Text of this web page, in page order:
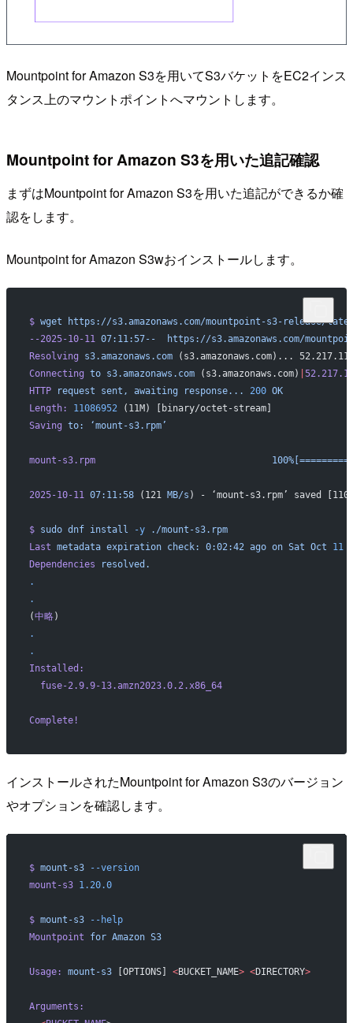
Mountpoint for Amazon S3を用いてS3バケットをEC2インス
タンス上のマウントポイントへマウントします。
Mountpoint for Amazon S3を用いた追記確認
まずはMountpoint for Amazon S3を用いた追記ができるか確
認をします。
Mountpoint for Amazon S3wおインストールします。
$ wget https://s3.amazonaws.com/mountpoint-s3-release/
--2025-10-11
07:11:57--
https://s3.amazonaws.com/
Resolving s3.amazonaws.com (s3.amazonaws.com)...
Connecting to s3.amazonaws.com (s3.amazonaws.com)
HTTP request sent, awaiting response... 200 OK
Length:
11086952 (11M) [binary/octet-stream]
Saving to: ‘mount-s3.rpm’
mount-s3.rpm
2025-10-11 07:11:58 (121 MB/s ) - ‘mount-s3.rpm’ saved
$ sudo dnf install -y ./mount-s3.rpm
Last metadata expiration check: 0:02:42 ago on Sat Oct 11
Dependencies resolved.
.
.
(中略)
.
.
Installed:
  fuse-2.9.9-13.amzn2023.0.2.x86_64
Complete!
インストールされたMountpoint for Amazon S3のバージョン
やオプションを確認します。
$ mount-s3 --version
mount-s3 1.20.0
$ mount-s3 --help
Mountpoint for Amazon S3
Usage: mount-s3 [OPTIONS] <BUCKET_NAME> <DIRECTORY>
Arguments: